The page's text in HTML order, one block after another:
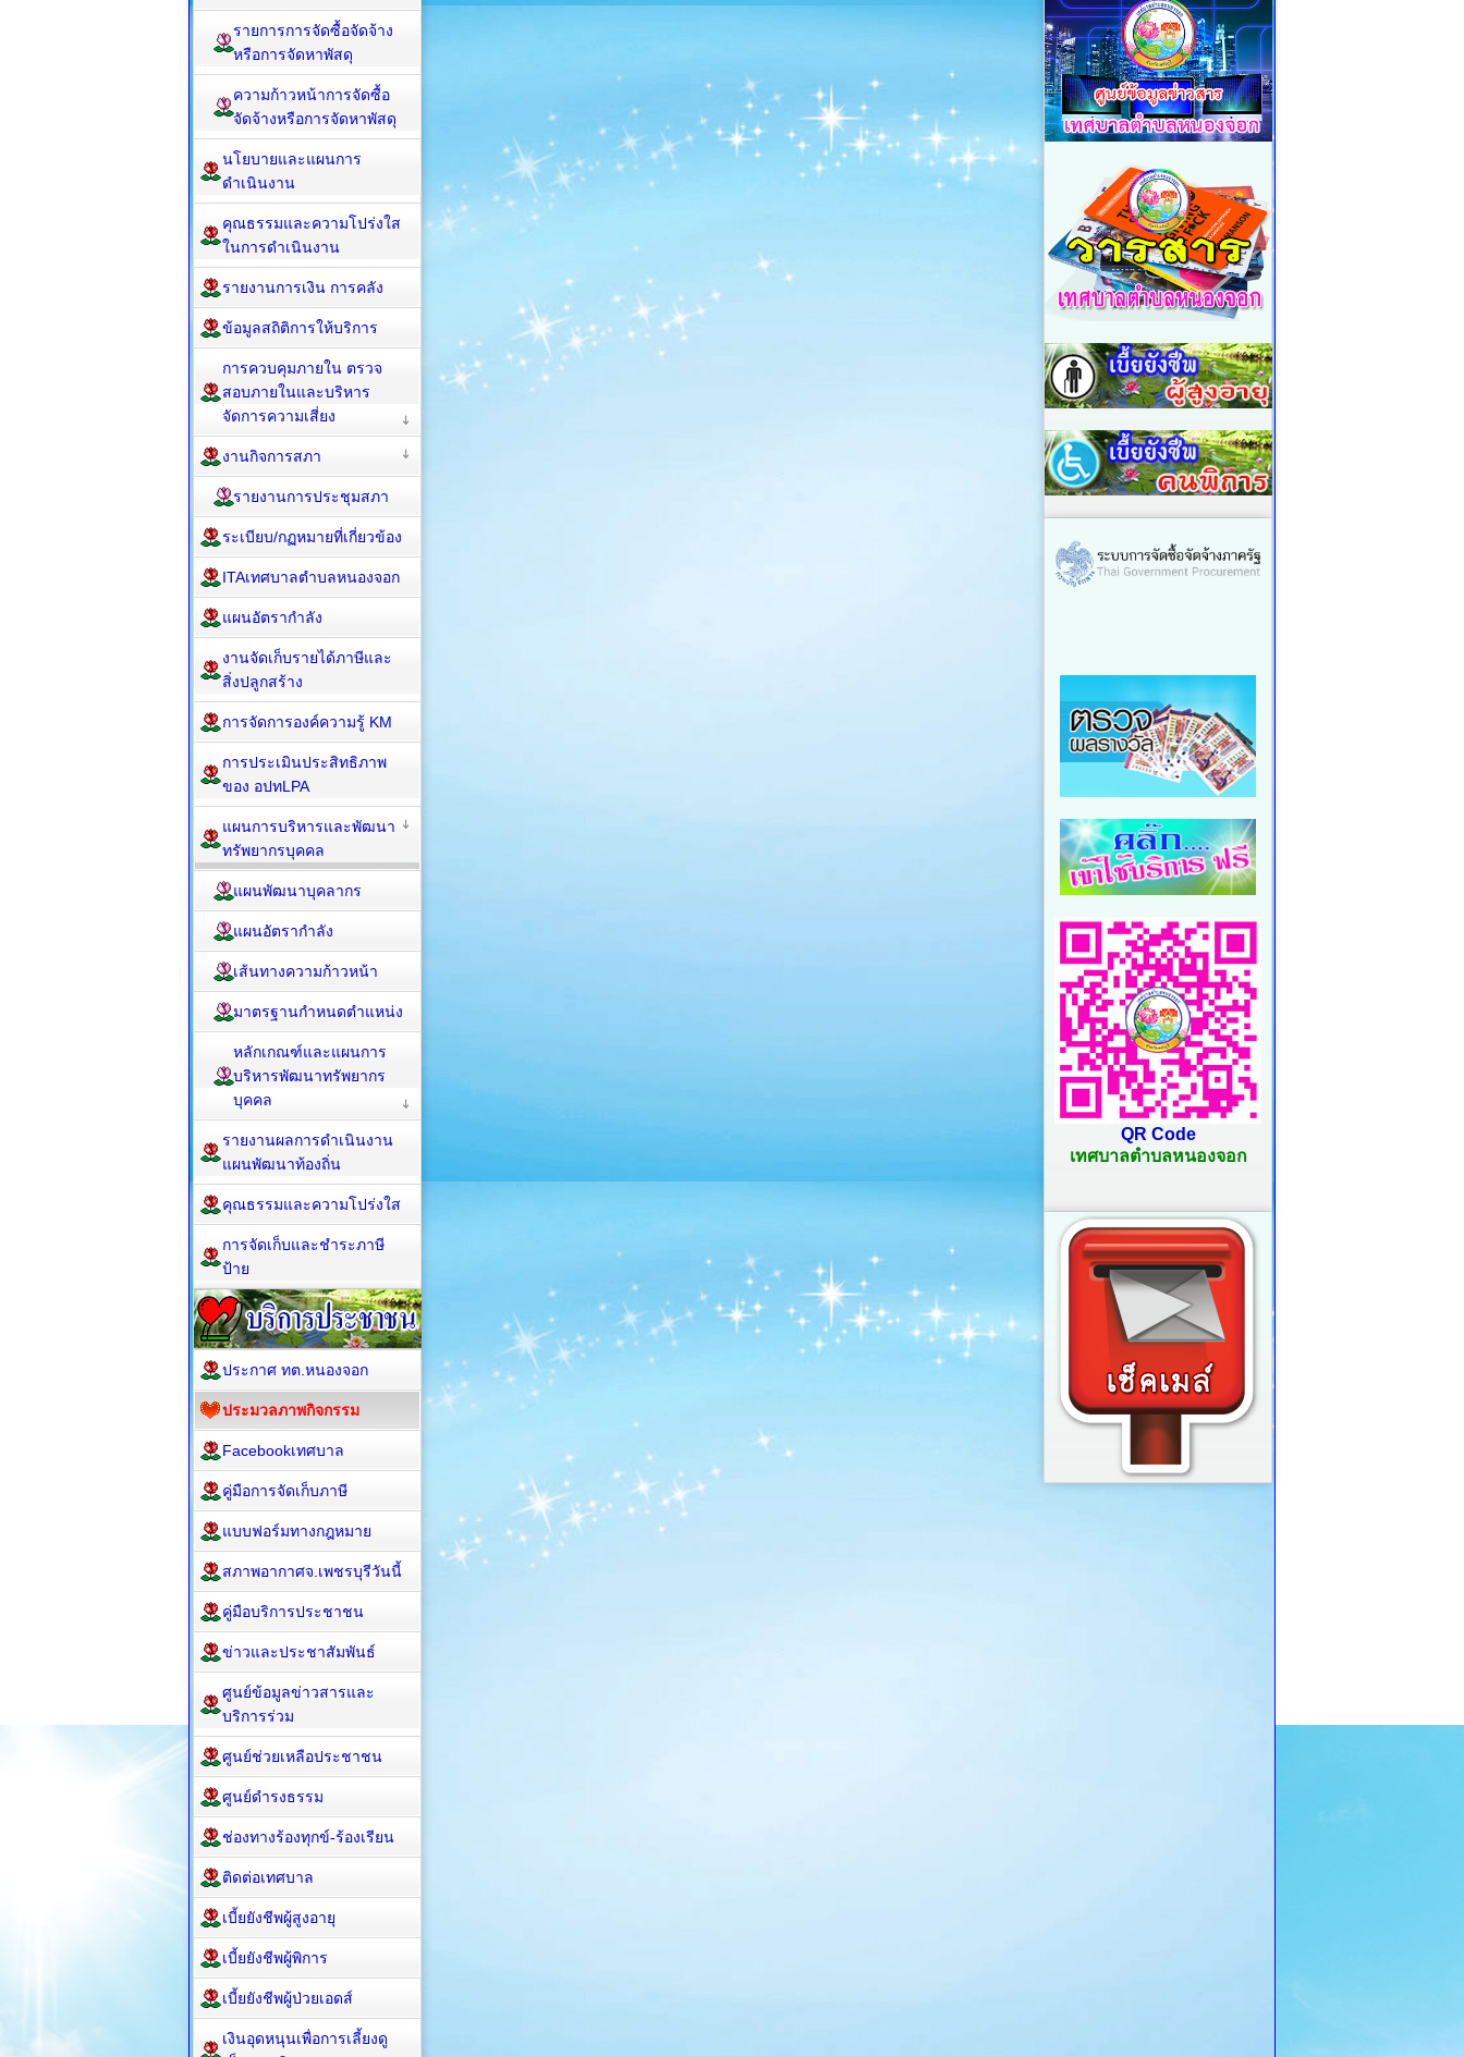
รายการการจัดซื้อจัดจ้าง
หรือการจัดหาพัสดุ
ความก้าวหน้าการจัดซื้อ
จัดจ้างหรือการจัดหาพัสดุ
นโยบายและแผนการ
ดำเนินงาน
คุณธรรมและความโปร่งใส
ในการดำเนินงาน
รายงานการเงิน การคลัง
ข้อมูลสถิติการให้บริการ
การควบคุมภายใน ตรวจ
สอบภายในและบริหาร
จัดการความเสี่ยง
งานกิจการสภา
รายงานการประชุมสภา
ระเบียบ/กฏหมายที่เกี่ยวข้อง
ITAเทศบาลตำบลหนองจอก
แผนอัตรากำลัง
งานจัดเก็บรายได้ภาษีและ
สิ่งปลูกสร้าง
การจัดการองค์ความรู้ KM
การประเมินประสิทธิภาพ
ของ อปทLPA
แผนการบริหารและพัฒนา
ทรัพยากรบุคคล
แผนพัฒนาบุคลากร
แผนอัตรากำลัง
เส้นทางความก้าวหน้า
มาตรฐานกำหนดตำแหน่ง
หลักเกณฑ์และแผนการ
บริหารพัฒนาทรัพยากร
บุคคล
รายงานผลการดำเนินงาน
แผนพัฒนาท้องถิ่น
คุณธรรมและความโปร่งใส
การจัดเก็บและชำระภาษี
ป้าย
ประกาศ ทต.หนองจอก
ประมวลภาพกิจกรรม
Facebookเทศบาล
คู่มือการจัดเก็บภาษี
แบบฟอร์มทางกฎหมาย
สภาพอากาศจ.เพชรบุรีวันนี้
คู่มือบริการประชาชน
ข่าวและประชาสัมพันธ์
ศูนย์ข้อมูลข่าวสารและ
บริการร่วม
ศูนย์ช่วยเหลือประชาชน
ศูนย์ดำรงธรรม
ช่องทางร้องทุกข์-ร้องเรียน
ติดต่อเทศบาล
เบี้ยยังชีพผู้สูงอายุ
เบี้ยยังชีพผู้พิการ
เบี้ยยังชีพผู้ป่วยเอดส์
เงินอุดหนุนเพื่อการเลี้ยงดู
QR Code
เทศบาลตำบลหนองจอก